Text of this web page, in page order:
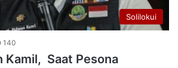
Solilokui
140
Kamil, Saat Pesona